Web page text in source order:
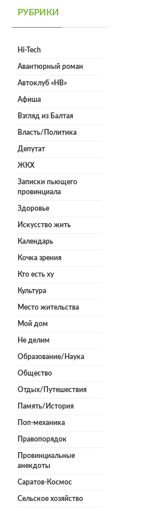
РУБРИКИ
Hi-Tech
Авантюрный роман
Автоклуб «НВ»
Афиша
Взгляд из Балтая
Власть/Политика
Депутат
ЖКХ
Записки пьющего
провинциала
Здоровье
Искусство жить
Календарь
Кочка зрения
Кто есть ху
Культура
Место жительства
Мой дом
Не делим
Образование/Наука
Общество
Отдых/Путешествия
Память/История
Поп-механика
Правопорядок
Провинциальные
анекдоты
Саратов-Космос
Сельское хозяйство